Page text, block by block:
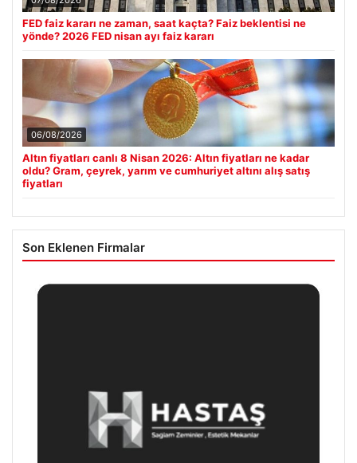
FED faiz kararı ne zaman, saat kaçta? Faiz beklentisi ne
yönde? 2026 FED nisan ayı faiz kararı
06/08/2026
Altın fiyatları canlı 8 Nisan 2026: Altın fiyatları ne kadar
oldu? Gram, çeyrek, yarım ve cumhuriyet altını alış satış
fiyatları
Son Eklenen Firmalar